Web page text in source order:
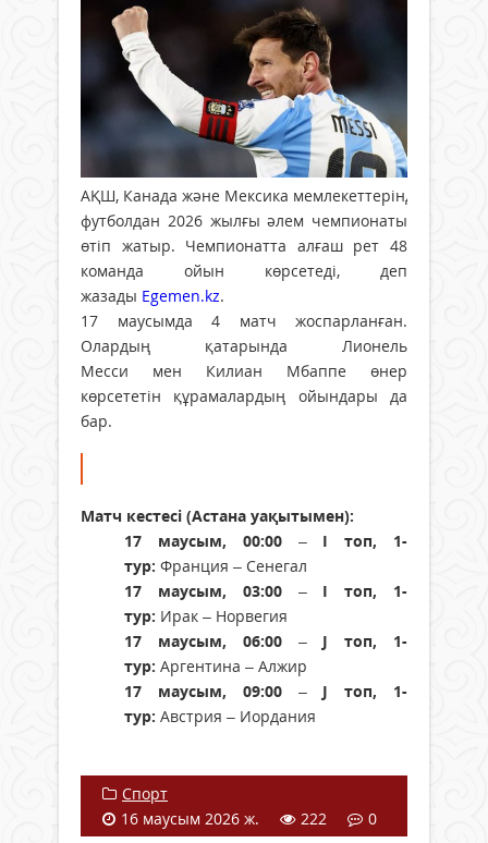
АҚШ, Канада және Мексика мемлекеттерінде
футболдан 2026 жылғы әлем чемпионаты
өтіп жатыр. Чемпионатта алғаш рет 48
команда ойын көрсетеді, деп
жазады Egemen.kz.
17 маусымда 4 матч жоспарланған.
Олардың қатарында Лионель
Месси мен Килиан Мбаппе өнер
көрсететін құрамалардың ойындары да
бар.
Матч кестесі (Астана уақытымен):
17 маусым, 00:00– I топ, 1-
тур: Франция – Сенегал
17 маусым, 03:00– I топ, 1-
тур: Ирак – Норвегия
17 маусым, 06:00– J топ, 1-
тур: Аргентина – Алжир
17 маусым, 09:00– J топ, 1-
тур: Австрия – Иордания
Спорт
16 маусым 2026 ж.
222 0